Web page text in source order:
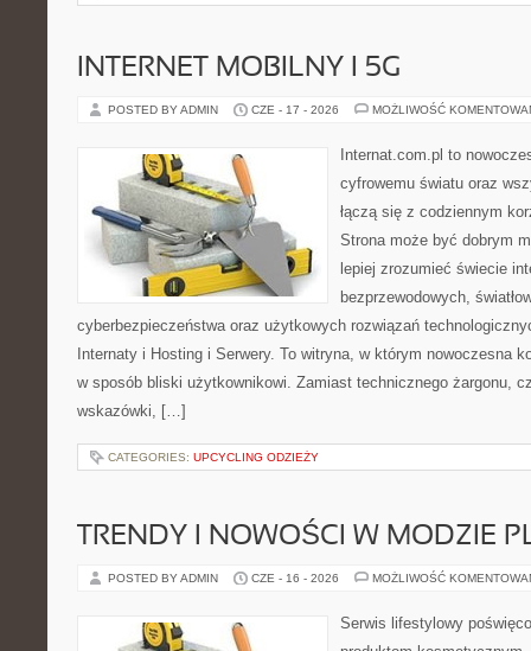
INTERNET MOBILNY I 5G
POSTED BY ADMIN CZE - 17 - 2026 MOŻLIWOŚĆ
Internat.com.pl to
cyfrowemu światu oraz
łączą się z codziennym
Strona może być dobrym
lepiej zrozumieć świecie
bezprzewodowych,
cyberbezpieczeństwa oraz użytkowych rozwiązań
Internaty i Hosting i Serwery. To witryna, w którym nowoczesna
w sposób bliski użytkownikowi. Zamiast technicznego żargonu,
wskazówki, […]
CATEGORIES: UPCYCLING ODZIEŻY
TRENDY I NOWOŚCI W MODZIE
POSTED BY ADMIN CZE - 16 - 2026 MOŻLIWOŚĆ
Serwis lifestylowy